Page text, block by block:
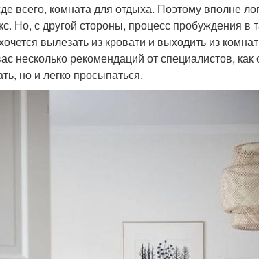
всего, комната для отдыха. Поэтому вполне
Но, с другой стороны, процесс пробуждения в
вылезать из кровати и выходить из
несколько рекомендаций от специалистов, как
но и легко просыпаться.